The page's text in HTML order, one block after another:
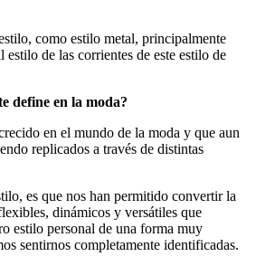
como estilo metal, principalmente
de las corrientes de este estilo de
define en la moda?
en el mundo de la moda y que aun
replicados a través de distintas
es que nos han permitido convertir la
dinámicos y versátiles que
estilo personal de una forma muy
sentirnos completamente identificadas.